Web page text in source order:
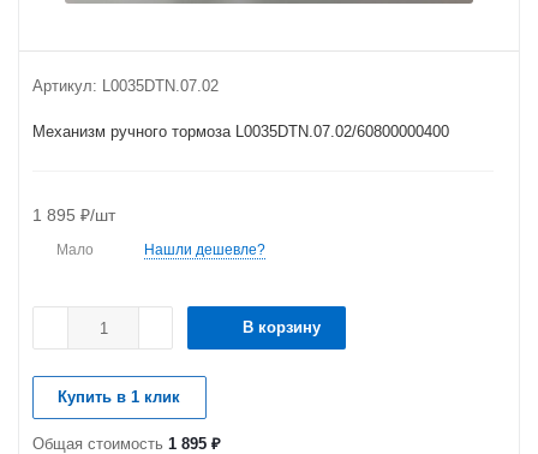
Артикул: L0035DTN.07.02
Механизм ручного тормоза L0035DTN.07.02/60800000400
1 895 ₽/шт
Мало Нашли дешевле?
В корзину
Купить в 1 клик
Общая стоимость 1 895 ₽